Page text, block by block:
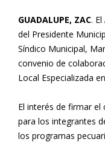
GUADALUPE, ZAC.
del Presidente
Síndico Municipal,
convenio de
Local Especializada
El interés de firmar
para los integrantes
los programas